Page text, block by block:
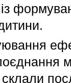
із